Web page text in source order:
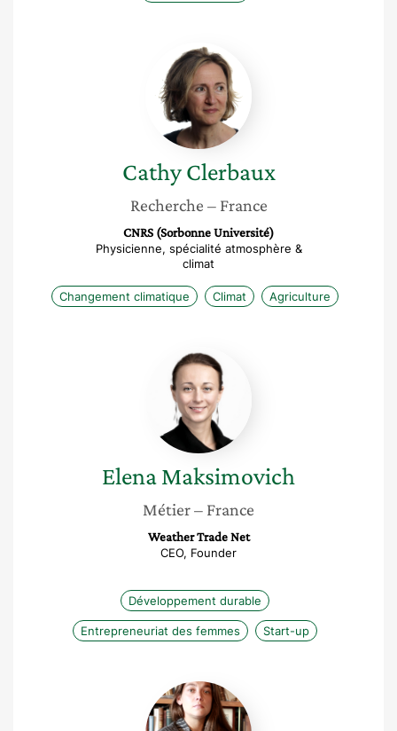
Cathy
Clerbaux
Cathy Clerbaux
Recherche – France
CNRS (Sorbonne Université)
Physicienne, spécialité atmosphère &
climat
Changement climatique Climat Agriculture
Elena
Maksimovich
ElenaMaksimovich
Métier– France
Weather Trade Net
CEO, Founder
Développement durable
Entrepreneuriat des femmes Start-up
Pauline
Vilain-
Carlotti